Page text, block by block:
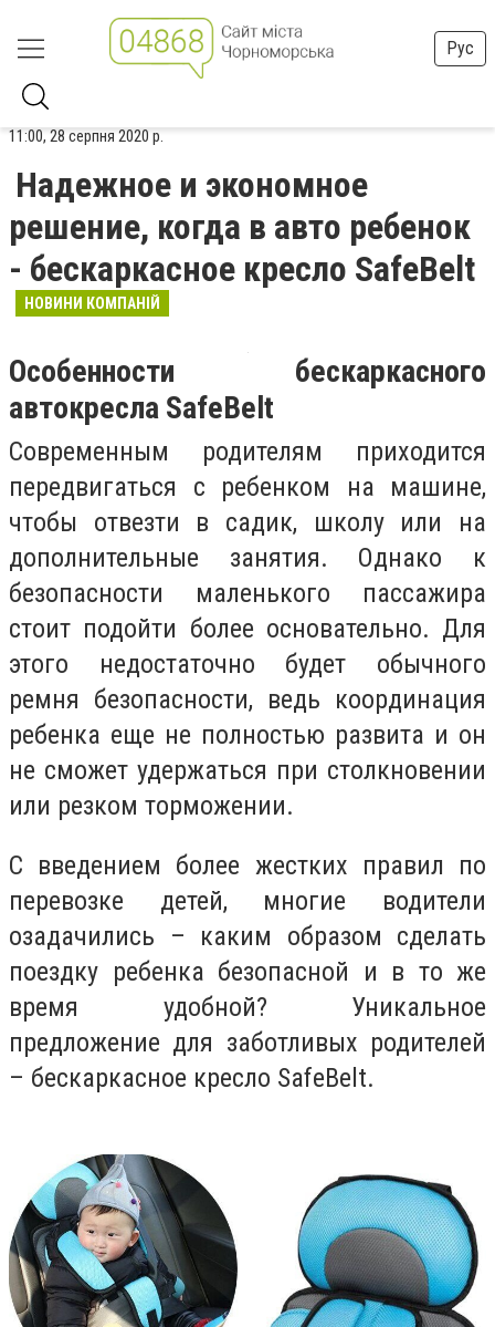
Рус
11:00, 28 серпня 2020 р.
Надежное и экономное
решение, когда в авто ребенок
- бескаркасное кресло SafeBelt
НОВИНИ КОМПАНІЙ
Особенности бескаркасного
автокресла SafeBelt
Современным родителям приходится
передвигаться с ребенком на машине,
чтобы отвезти в садик, школу или на
дополнительные занятия. Однако к
безопасности маленького пассажира
стоит подойти более основательно. Для
этого недостаточно будет обычного
ремня безопасности, ведь координация
ребенка еще не полностью развита и он
не сможет удержаться при столкновении
или резком торможении.
С введением более жестких правил по
перевозке детей, многие водители
озадачились – каким образом сделать
поездку ребенка безопасной и в то же
время удобной? Уникальное
предложение для заботливых родителей
– бескаркасное кресло SafeBelt.